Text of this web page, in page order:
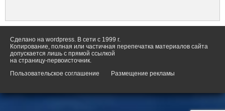
Сделано на wordpress. В сети с 1999 г.
Копирование, полная или частичная перепечатка материалов сайта
допускается лишь с прямой ссылкой
на страницу-первоисточник.
Пользовательское соглашение
Размещение рекламы